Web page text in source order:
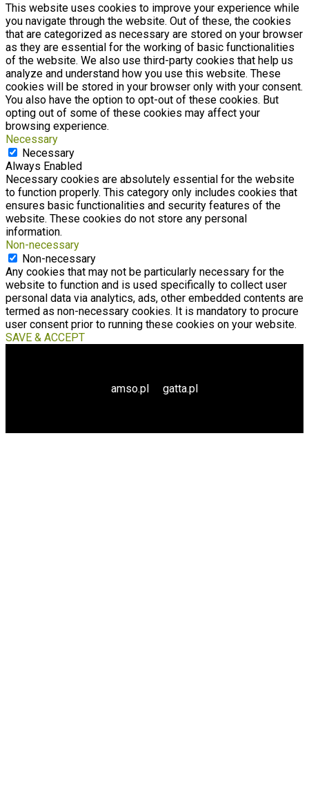
This website uses cookies to improve your experience while
you navigate through the website. Out of these, the cookies
that are categorized as necessary are stored on your browser
as they are essential for the working of basic functionalities
of the website. We also use third-party cookies that help us
analyze and understand how you use this website. These
cookies will be stored in your browser only with your consent.
You also have the option to opt-out of these cookies. But
opting out of some of these cookies may affect your
browsing experience.
Necessary
Necessary
Always Enabled
Necessary cookies are absolutely essential for the website
to function properly. This category only includes cookies that
ensures basic functionalities and security features of the
website. These cookies do not store any personal
information.
Non-necessary
Non-necessary
Any cookies that may not be particularly necessary for the
website to function and is used specifically to collect user
personal data via analytics, ads, other embedded contents are
termed as non-necessary cookies. It is mandatory to procure
user consent prior to running these cookies on your website.
SAVE & ACCEPT
amso.pl gatta.pl